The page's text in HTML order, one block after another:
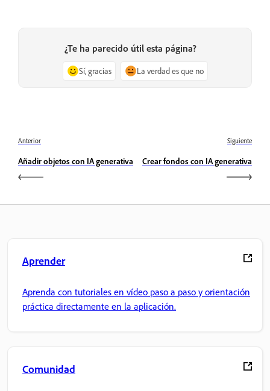
¿Te ha parecido útil esta página?
Sí, gracias La verdad es que no
Anterior
Añadir objetos con IA generativa
Siguiente
Crear fondos con IA generativa
Aprender
Aprenda con tutoriales en vídeo paso a paso y orientación
práctica directamente en la aplicación.
Comunidad